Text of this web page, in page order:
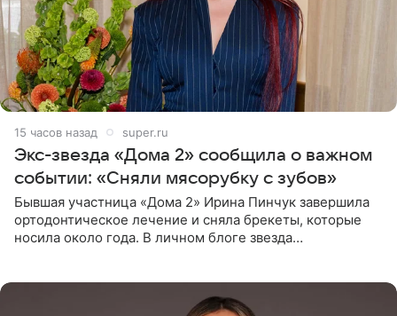
15 часов назад super.ru
Экс-звезда «Дома 2» сообщила о важном
событии: «Сняли мясорубку с зубов»
Бывшая участница «Дома 2» Ирина Пинчук завершила
ортодонтическое лечение и сняла брекеты, которые
носила около года. В личном блоге звезда